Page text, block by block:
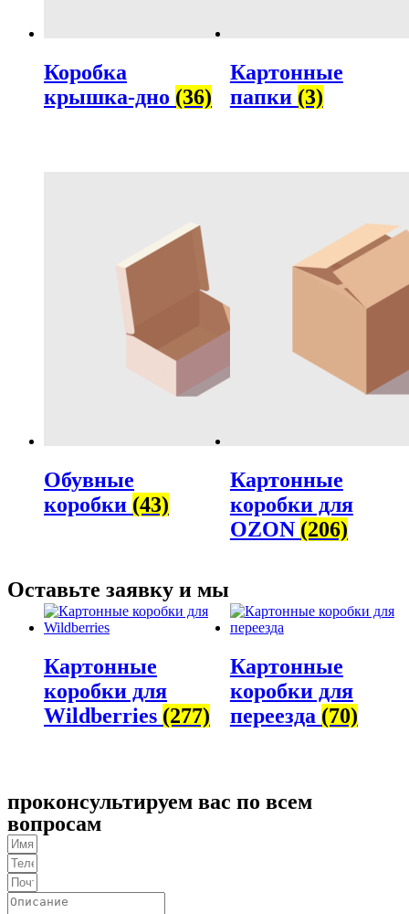
Коробка
крышка-дно (36)
Картонные
папки (3)
Обувные
коробки (43)
Картонные
коробки для
OZON (206)
Картонные
коробки для
Wildberries (277)
Картонные
коробки для
переезда (70)
Оставьте заявку и мы
проконсультируем вас по всем
вопросам